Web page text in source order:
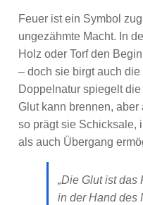
Feuer ist ein Symbol
ungezähmte Macht. In
Holz oder Torf den
– doch sie birgt auch
Doppelnatur spiegelt
Glut kann brennen,
so prägt sie Schicksale,
als auch Übergang
„Die Glut ist das
in der Hand des